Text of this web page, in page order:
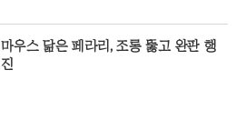
마우스 닮은 페라리, 조롱 뚫고 완판 행
진